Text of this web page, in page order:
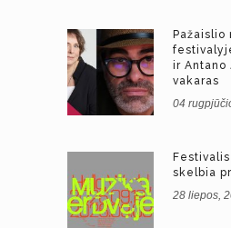
Pažaislio
ir Antano
vakaras
04
skelbia
28 liepos,